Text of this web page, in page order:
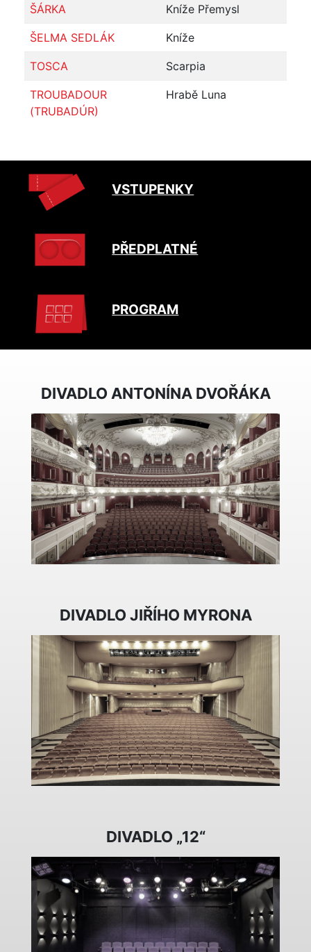
ŠÁRKA Kníže Přemysl
ŠELMA SEDLÁK Kníže
TOSCA Scarpia
TROUBADOUR
(TRUBADÚR)
Hrabě Luna
VSTUPENKY
PŘEDPLATNÉ
PROGRAM
DIVADLO ANTONÍNA DVOŘÁKA
DIVADLO JIŘÍHO MYRONA
DIVADLO „12“